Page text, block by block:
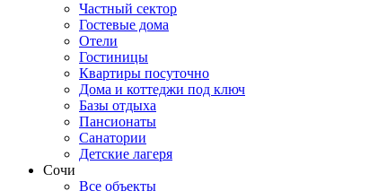
Частный сектор
Гостевые дома
Отели
Гостиницы
Квартиры посуточно
Дома и коттеджи под ключ
Базы отдыха
Пансионаты
Санатории
Детские лагеря
Сочи
Все объекты